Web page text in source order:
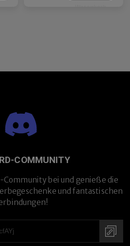
COMMUNITY
bei und genieße die
und fantastischen